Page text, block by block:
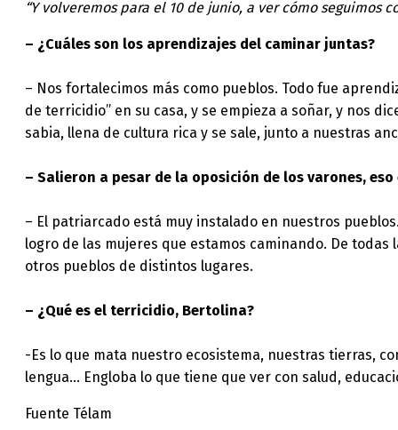
“Y volveremos para el 10 de junio, a ver cómo seguimos
– ¿Cuáles son los aprendizajes del caminar juntas?
– Nos fortalecimos más como pueblos. Todo fue
de terricidio” en su casa, y se empieza a soñar, y nos
sabia, llena de cultura rica y se sale, junto a nuestras
– Salieron a pesar de la oposición de los varones, eso
– El patriarcado está muy instalado en nuestros
logro de las mujeres que estamos caminando. De
otros pueblos de distintos lugares.
– ¿Qué es el terricidio, Bertolina?
-Es lo que mata nuestro ecosistema, nuestras tierras,
lengua… Engloba lo que tiene que ver con salud,
Fuente Télam